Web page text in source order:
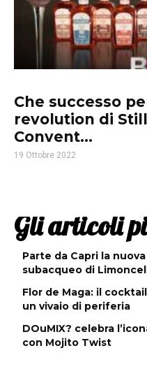
Che successo
revolution di
Convent...
19 Ottobre 2022
Gli articoli
Parte da Capri la
subacqueo di
Flor de Maga: il
un vivaio di periferia
DOuMIX? celebra
con Mojito Twist